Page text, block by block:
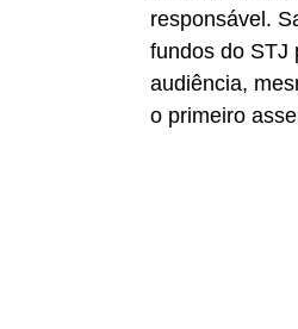
responsável.
fundos do STJ
audiência,
o primeiro